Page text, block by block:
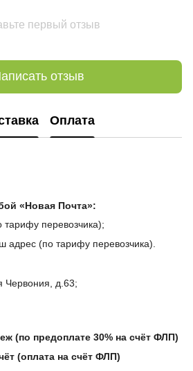
первый отзыв
отзыв
Оплата
«Новая Почта»:
тарифу перевозчика);
адрес (по тарифу перевозчика).
Червония, д.63;
(по предоплате 30% на счёт ФЛП)
(оплата на счёт ФЛП)